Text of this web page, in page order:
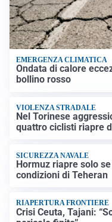
EMERGENZA CLIMATICA
Ondata di calore
bollino rosso
VIOLENZA STRADALE
Nel Torinese
quattro ciclisti riapre
SICUREZZA NAVALE
Hormuz riapre solo
condizioni di Teheran
RIAPERTURA FRONTIERE
Crisi Ceuta, Tajani: